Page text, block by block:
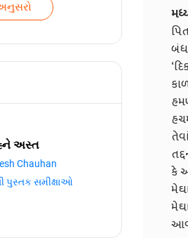
અસ્ત
Chauhan
પુસ્તક સમીક્ષાઓ
કે